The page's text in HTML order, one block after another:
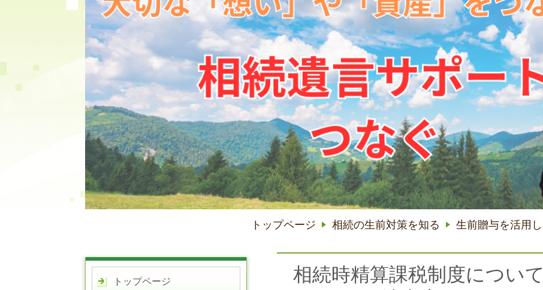
トップページ 相続の生前対策を知る 生前贈与を活用
相続時精算課税制度につい
トップページ